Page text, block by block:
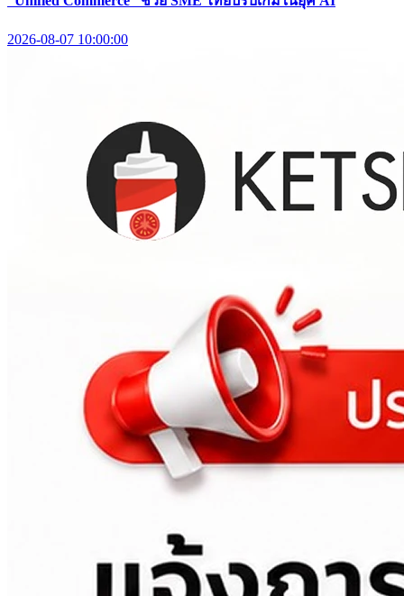
2026-08-07 10:00:00